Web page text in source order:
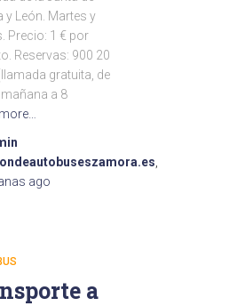
y León. Martes y
Precio: 1 € por
Reservas: 900 20
gratuita, de
mañana a 8
ago
a